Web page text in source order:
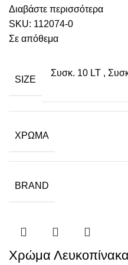
Διαβάστε περισσότερα
SKU: 112074-0
Σε απόθεμα
SIZE
Συσκ. 10 LT ,
ΧΡΏΜΑ
BRAND
Χρώμα